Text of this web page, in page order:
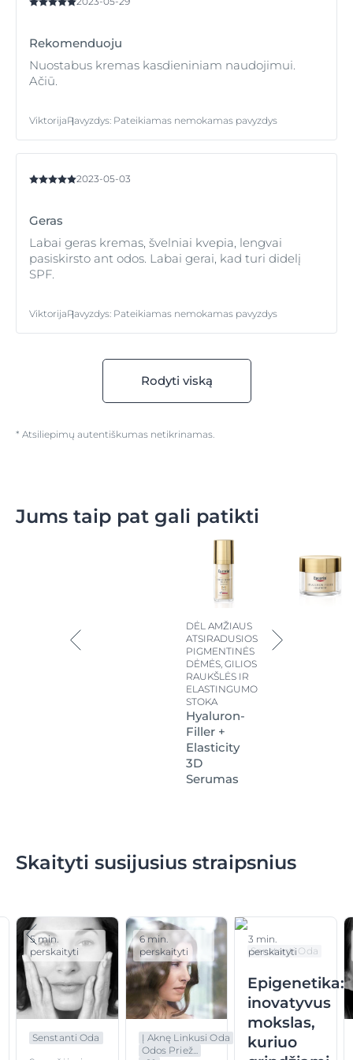
suteikia putlumo.
stangrumo stoka, išbandykite Eucerin Hyaluron-Filler +
atkuria veido kontūrus.
Rekomenduoju
Nuostabus kremas kasdieniniam naudojimui.
Ačiū.
ViktorijaPavyzdys: Pateikiamas nemokamas pavyzdys
2023-05-03
Geras
Labai geras kremas, švelniai kvepia, lengvai
pasiskirsto ant odos. Labai gerai, kad turi didelį
SPF.
ViktorijaPavyzdys: Pateikiamas nemokamas pavyzdys
Rodyti viską
* Atsiliepimų autentiškumas netikrinamas.
Jums taip pat gali patikti
DĖL AMŽIAUS
ATSIRADUSIOS
PIGMENTINĖS
DĖMĖS, GILIOS
RAUKŠLĖS IR
ELASTINGUMO
STOKA
Hyaluron-
Filler +
Elasticity
3D
Serumas
Skaityti susijusius straipsnius
Senstanti Oda
5 min.
perskaityti
Į Aknę Linkusi Oda
Odos Priež...
6 min.
perskaityti
Senstanti Oda
Epigenetika:
inovatyvus
mokslas,
kuriuo
3 min.
perskaityti